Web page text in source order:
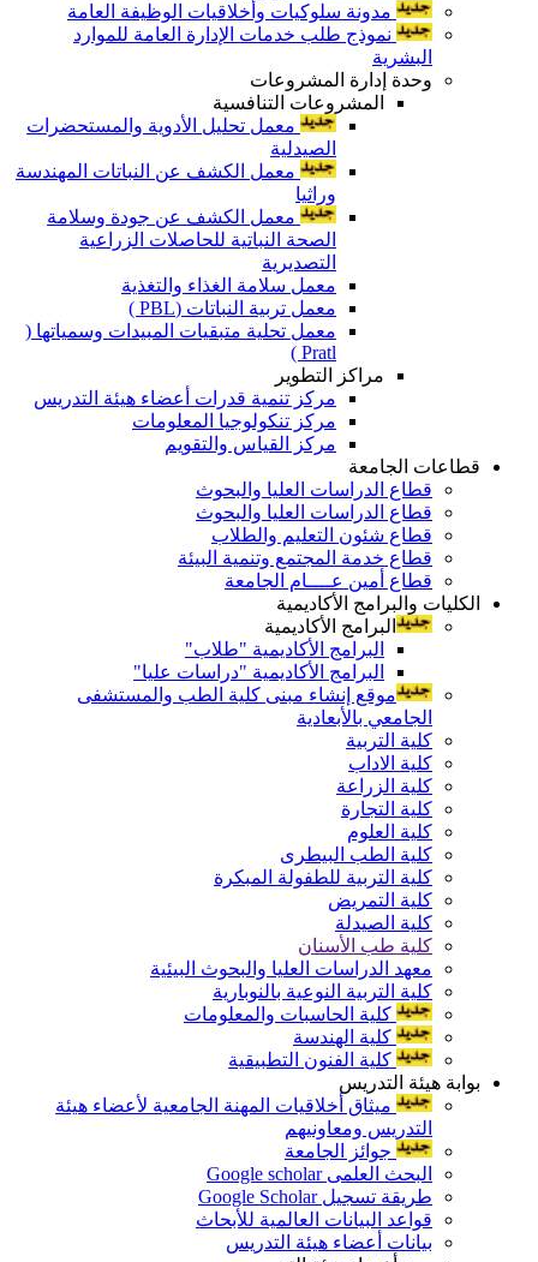
مدونة سلوكيات وأخلاقيات الوظيفة العامة
نموذج طلب خدمات الإدارة العامة للموارد
البشرية
وحدة إدارة المشروعات
المشروعات التنافسية
معمل تحليل الأدوية والمستحضرات
الصيدلية
معمل الكشف عن النباتات المهندسة
وراثيا
معمل الكشف عن جودة وسلامة
الصحة النباتية للحاصلات الزراعية
التصديرية
معمل سلامة الغذاء والتغذية
معمل تربية النباتات (PBL )
معمل تحلية متبقيات المبيدات وسمياتها (
Pratl )
مراكز التطوير
مركز تنمية قدرات أعضاء هيئة التدريس
مركز تنكولوجيا المعلومات
مركز القياس والتقويم
قطاعات الجامعة
قطاع الدراسات العليا والبحوث
قطاع الدراسات العليا والبحوث
قطاع شئون التعليم والطلاب
قطاع خدمة المجتمع وتنمية البيئة
قطاع أمين عــــام الجامعة
الكليات والبرامج الأكاديمية
البرامج الأكاديمية
البرامج الأكاديمية "طلاب"
البرامج الأكاديمية "دراسات عليا"
موقع إنشاء مبنى كلية الطب والمستشفى
الجامعي بالأبعادية
كلية التربية
كلية الاداب
كلية الزراعة
كلية التجارة
كلية العلوم
كلية الطب البيطرى
كلية التربية للطفولة المبكرة
كلية التمريض
كلية الصيدلة
كلية طب الأسنان
معهد الدراسات العليا والبحوث البيئية
كلية التربية النوعية بالنوبارية
كلية الحاسبات والمعلومات
كلية الهندسة
كلية الفنون التطبيقية
بوابة هيئة التدريس
ميثاق أخلاقيات المهنة الجامعية لأعضاء هيئة
التدريس ومعاونيهم
جوائز الجامعة
البحث العلمى Google scholar
طريقة تسجيل Google Scholar
قواعد البيانات العالمية للأبحاث
بيانات أعضاء هيئة التدريس